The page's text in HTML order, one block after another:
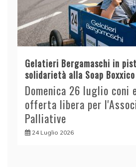
Gelatieri Bergamaschi in
solidarietà alla Soap
Domenica 26 luglio coni
offerta libera per
Palliative
24 Luglio 2026